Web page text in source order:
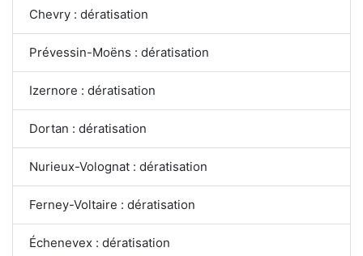
Chevry : dératisation
Prévessin-Moëns : dératisation
Izernore : dératisation
Dortan : dératisation
Nurieux-Volognat : dératisation
Ferney-Voltaire : dératisation
Échenevex : dératisation